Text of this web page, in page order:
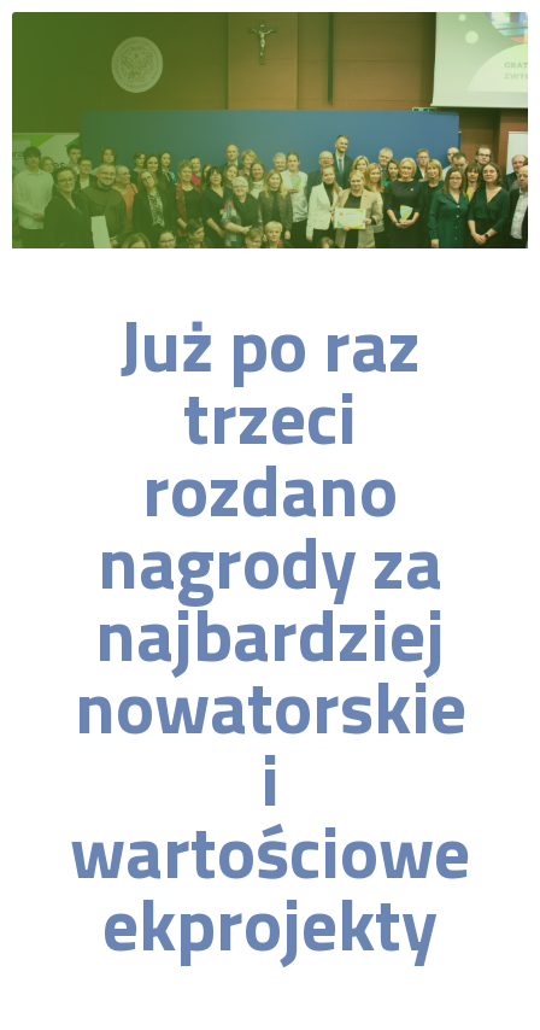
Już po raz
trzeci
rozdano
nagrody za
najbardziej
nowatorskie
i
wartościowe
ekprojekty